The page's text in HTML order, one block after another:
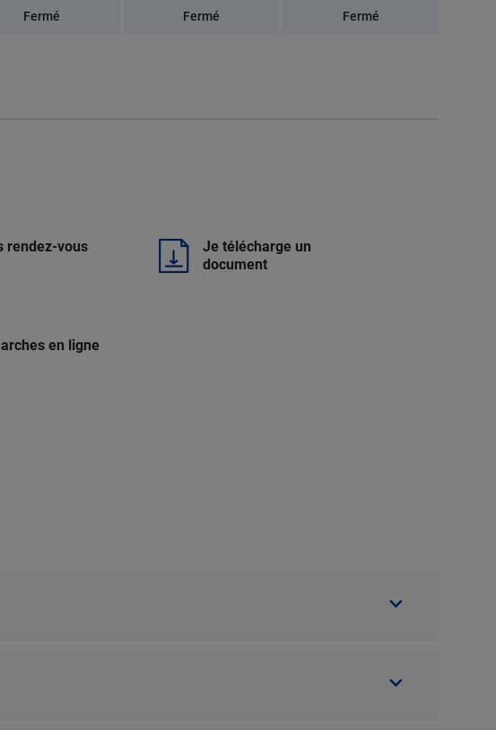
Fermé Fermé Fermé
rendez-vous
Je télécharge un
document
en ligne